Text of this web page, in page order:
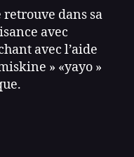
dans sa
avec
avec l’aide
» «yayo »